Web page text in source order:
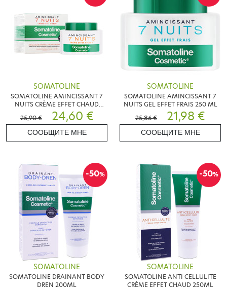
SOMATOLINE
SOMATOLINE AMINCISSANT 7
NUITS CRÈME EFFET CHAUD
250ML
25,90 € 24,60 €
СООБЩИТЕ МНЕ
SOMATOLINE
SOMATOLINE AMINCISSANT 7
NUITS GEL EFFET FRAIS 250 ML
25,86 €
21,98 €
СООБЩИТЕ МНЕ
-50%
SOMATOLINE
SOMATOLINE DRAINANT BODY
DREN 200ML
-50%
SOMATOLINE
SOMATOLINE ANTI CELLULITE
CRÈME EFFET CHAUD 250ML